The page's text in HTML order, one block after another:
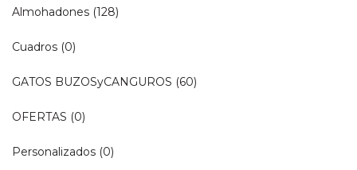
Almohadones (128)
Cuadros (0)
GATOS BUZOSyCANGUROS (60)
OFERTAS (0)
Personalizados (0)